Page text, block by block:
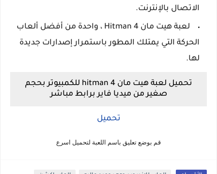
الاتصال بالإنترنت.
لعبة هيت مان Hitman 4 ، واحدة من أفضل ألعاب
الحركة التي يمتلك المطور باستمرار إصدارات جديدة
لها.
تحميل لعبة هيت مان hitman 4 للكمبيوتر بحجم
صغير من ميديا فاير برابط مباشر
تحميل
قم بوضع تعليق باسم اللعبة لتحميل اسرع